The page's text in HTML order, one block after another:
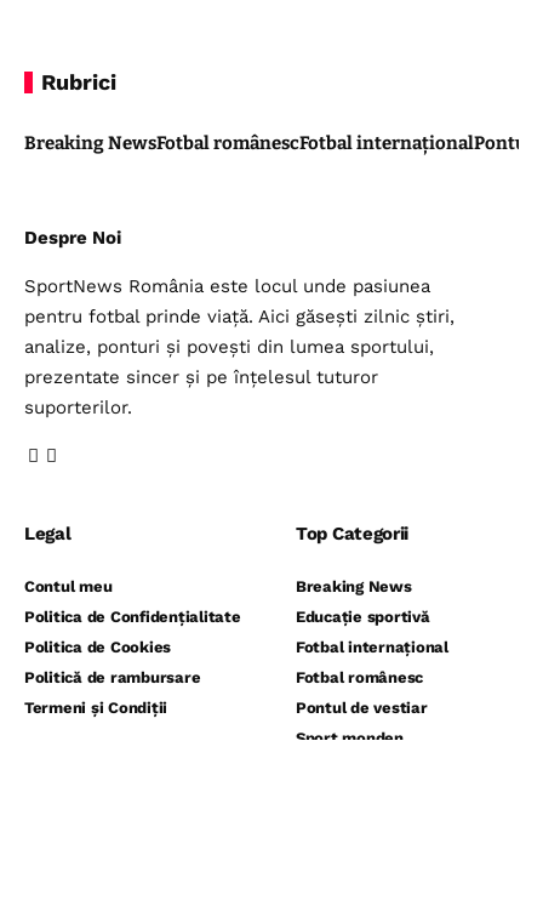
Rubrici
Breaking NewsFotbal românescFotbal internaționalPontul
Despre Noi
SportNews România este locul unde pasiunea
pentru fotbal prinde viață. Aici găsești zilnic știri,
analize, ponturi și povești din lumea sportului,
prezentate sincer și pe înțelesul tuturor
suporterilor.
Legal
Contul meu
Politica de Confidențialitate
Politica de Cookies
Politică de rambursare
Termeni și Condiții
Top Categorii
Breaking News
Educație sportivă
Fotbal internațional
Fotbal românesc
Pontul de vestiar
Sport monden